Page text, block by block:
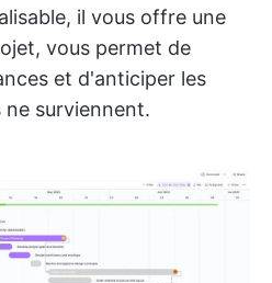
il vous offre une
vous permet de
et d'anticiper les
surviennent.